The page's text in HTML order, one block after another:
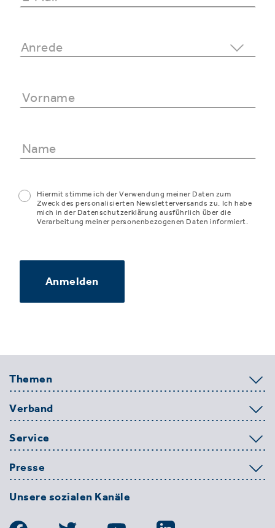
Hiermit stimme ich der Verwendung meiner Daten zum
Zweck des personalisierten Newsletterversands zu. Ich habe
mich in der Datenschutzerklärung ausführlich über die
Verarbeitung meiner personenbezogenen Daten informiert.
Anmelden
Themen
Verband
Service
Presse
Unsere sozialen Kanäle